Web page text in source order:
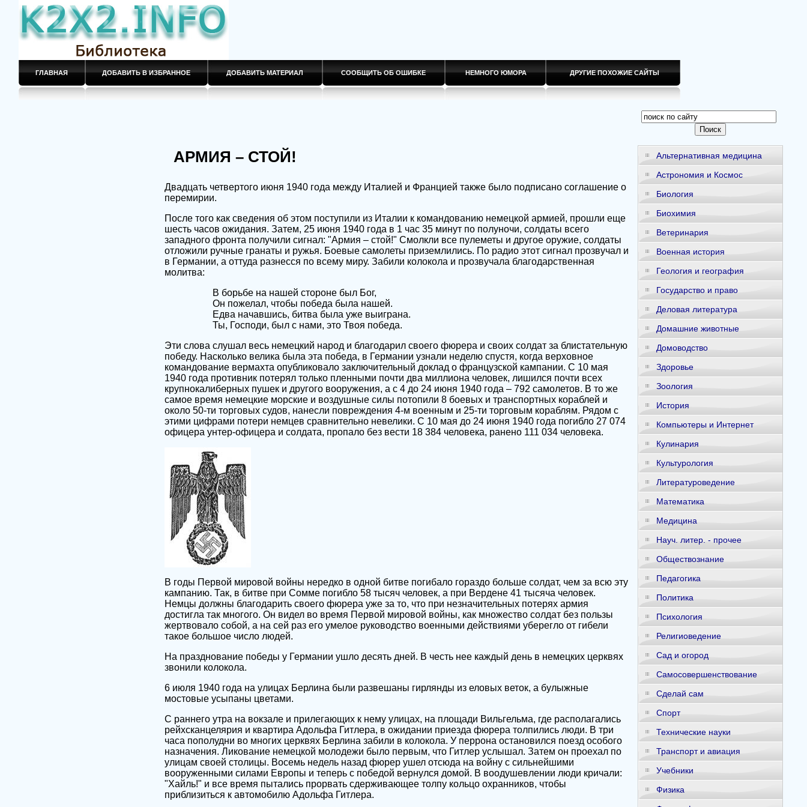
ГЛАВНАЯ ДОБАВИТЬ В ИЗБРАННОЕ ДОБАВИТЬ МАТЕРИАЛ СООБЩИТЬ ОБ ОШИБКЕ НЕМНОГО ЮМОРА ДРУГИЕ ПОХОЖИЕ САЙТЫ
АРМИЯ – СТОЙ!
Двадцать четвертого июня 1940 года между Италией и Францией также было подписано соглашение о
перемирии.
После того как сведения об этом поступили из Италии к командованию немецкой армией, прошли еще
шесть часов ожидания. Затем, 25 июня 1940 года в 1 час 35 минут по полуночи, солдаты всего
западного фронта получили сигнал: "Армия – стой!" Смолкли все пулеметы и другое оружие, солдаты
отложили ручные гранаты и ружья. Боевые самолеты приземлились. По радио этот сигнал прозвучал и
в Германии, а оттуда разнесся по всему миру. Забили колокола и прозвучала благодарственная
молитва:
В борьбе на нашей стороне был Бог,
Он пожелал, чтобы победа была нашей.
Едва начавшись, битва была уже выиграна.
Ты, Господи, был с нами, это Твоя победа.
Эти слова слушал весь немецкий народ и благодарил своего фюрера и своих солдат за блистательную
победу. Насколько велика была эта победа, в Германии узнали неделю спустя, когда верховное
командование вермахта опубликовало заключительный доклад о французской кампании. С 10 мая
1940 года противник потерял только пленными почти два миллиона человек, лишился почти всех
крупнокалиберных пушек и другого вооружения, а с 4 до 24 июня 1940 года – 792 самолетов. В то же
самое время немецкие морские и воздушные силы потопили 8 боевых и транспортных кораблей и
около 50-ти торговых судов, нанесли повреждения 4-м военным и 25-ти торговым кораблям. Рядом с
этими цифрами потери немцев сравнительно невелики. С 10 мая до 24 июня 1940 года погибло 27 074
офицера унтер-офицера и солдата, пропало без вести 18 384 человека, ранено 111 034 человека.
В годы Первой мировой войны нередко в одной битве погибало гораздо больше солдат, чем за всю эту
кампанию. Так, в битве при Сомме погибло 58 тысяч человек, а при Вердене 41 тысяча человек.
Немцы должны благодарить своего фюрера уже за то, что при незначительных потерях армия
достигла так многого. Он видел во время Первой мировой войны, как множество солдат без пользы
жертвовало собой, а на сей раз его умелое руководство военными действиями уберегло от гибели
такое большое число людей.
На празднование победы у Германии ушло десять дней. В честь нее каждый день в немецких церквях
звонили колокола.
6 июля 1940 года на улицах Берлина были развешаны гирлянды из еловых веток, а булыжные
мостовые усыпаны цветами.
С раннего утра на вокзале и прилегающих к нему улицах, на площади Вильгельма, где располагались
рейхсканцелярия и квартира Адольфа Гитлера, в ожидании приезда фюрера толпились люди. В три
часа пополудни во многих церквях Берлина забили в колокола. У перрона остановился поезд особого
назначения. Ликование немецкой молодежи было первым, что Гитлер услышал. Затем он проехал по
улицам своей столицы. Восемь недель назад фюрер ушел отсюда на войну с сильнейшими
вооруженными силами Европы и теперь с победой вернулся домой. В воодушевлении люди кричали:
"Хайль!" и все время пытались прорвать сдерживающее толпу кольцо охранников, чтобы
приблизиться к автомобилю Адольфа Гитлера.
Альтернативная медицина
Астрономия и Космос
Биология
Биохимия
Ветеринария
Военная история
Геология и география
Государство и право
Деловая литература
Домашние животные
Домоводство
Здоровье
Зоология
История
Компьютеры и Интернет
Кулинария
Культурология
Литературоведение
Математика
Медицина
Науч. литер. - прочее
Обществознание
Педагогика
Политика
Психология
Религиоведение
Сад и огород
Самосовершенствование
Сделай сам
Спорт
Технические науки
Транспорт и авиация
Учебники
Физика